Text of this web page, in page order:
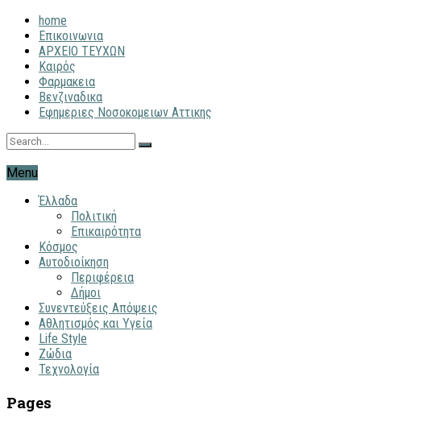
home
Επικοινωνια
ΑΡΧΕΙΟ ΤΕΥΧΩΝ
Καιρός
Φαρμακεια
Βενζιναδικα
Εφημεριες Νοσοκομειων Αττικης
Menu
Έλλαδα
Πολιτική
Επικαιρότητα
Κόσμος
Αυτοδιοίκηση
Περιφέρεια
Δήμοι
Συνεντεύξεις Απόψεις
Αθλητισμός και Υγεία
Life Style
Ζώδια
Τεχνολογία
Pages